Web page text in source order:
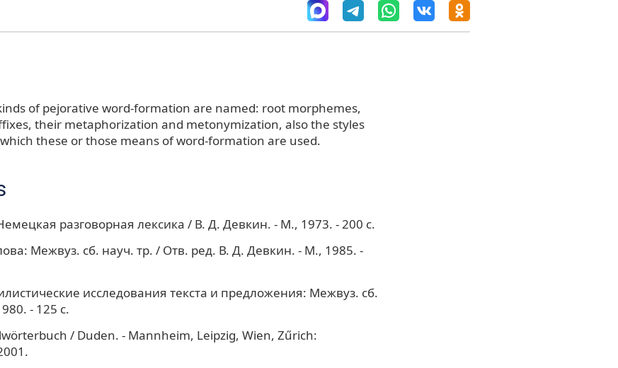
of pejorative word-formation are named: root morphemes,
their metaphorization and metonymization, also the styles
these or those means of word-formation are used.
разговорная лексика / В. Д. Девкин. - М., 1973. - 200 с.
Межвуз. сб. науч. тр. / Отв. ред. В. Д. Девкин. - М., 1985. -
исследования текста и предложения: Межвуз. сб.
- 125 с.
/ Duden. - Mannheim, Leipzig, Wien, Zűrich: